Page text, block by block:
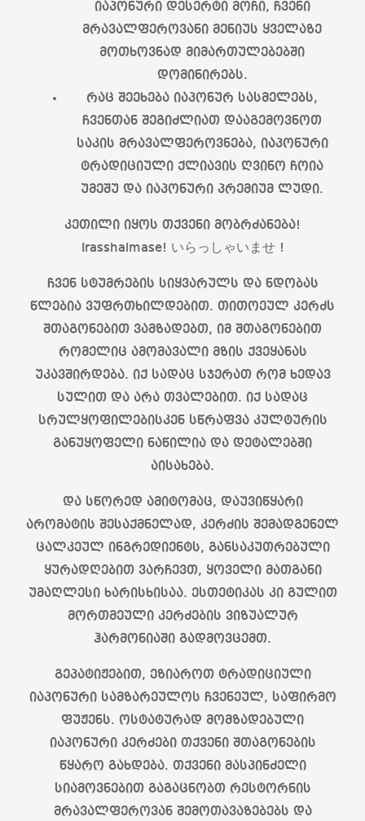
იაპონური დესერტი მოჩი, ჩვენი
მრავალფეროვანი მენიუს ყველაზე
მოთხოვნად მიმართულებებში
დომინირებს.
რაც შეეხება იაპონურ სასმელებს,
ჩვენთან შეგიძლიათ დააგემოვნოთ
საკის მრავალფეროვნება, იაპონური
ტრადიციული ქლიავის ღვინო ჩოია
უმეშუ და იაპონური პრემიუმ ლუდი.
კეთილი იყოს თქვენი მობრძანება!
Irasshaimase! いらっしゃいませ !
ჩვენ სტუმრების სიყვარულს და ნდობას
წლებია ვუფრთხილდებით. თითოეულ კერძს
შთაგონებით ვამზადებთ, იმ შთაგონებით
რომელიც ამომავალი მზის ქვეყანას
უკავშირდება. იქ სადაც სჯერათ რომ ხედავ
სულით და არა თვალებით. იქ სადაც
სრულყოფილებისკენ სწრაფვა კულტურის
განუყოფელი ნაწილია და დეტალებში
აისახება.
და სწორედ ამიტომაც, დაუვიწყარი
არომატის შესაქმნელად, კერძის შემადგენელ
ცალკეულ ინგრედიენტს, განსაკუთრებული
ყურადღებით ვარჩევთ, ყოველი მათგანი
უმაღლესი ხარისხისაა. ესთეტიკას კი გულით
მორთმეული კერძების ვიზუალურ
ჰარმონიაში გადმოვცემთ.
გეპატიჟებით, ეზიაროთ ტრადიციული
იაპონური სამზარეულოს ჩვენეულ, საფირმო
ფუჟენს. ოსტატურად მომზადებული
იაპონური კერძები თქვენი შთაგონების
წყარო გახდება. თქვენი მასპინძელი
სიამოვნებით გაგაცნობთ რესტორნის
მრავალფეროვან შემოთავაზებებს და